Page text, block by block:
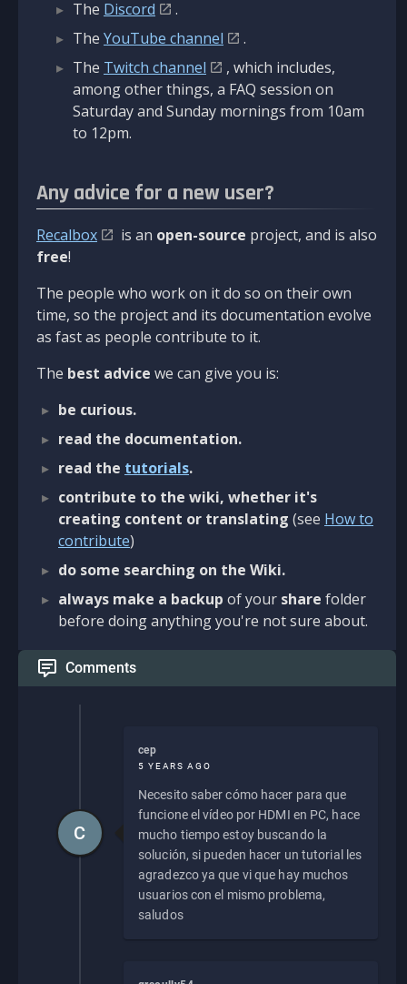
The Discord
.
The YouTube channel
.
The Twitch channel
, which includes,
among other things, a FAQ session on
Saturday and Sunday mornings from 10am
to 12pm.
Any advice for a new user?
Recalbox is an open-source project, and is also
free!
The people who work on it do so on their own
time, so the project and its documentation evolve
as fast as people contribute to it.
The best advice we can give you is:
be curious.
read the documentation.
read the tutorials.
contribute to the wiki, whether it's
creating content or translating (see How to
contribute)
do some searching on the Wiki.
always make a backup of your share folder
before doing anything you're not sure about.
Comments
cep
5 YEARS AGO
Necesito saber cómo hacer para que
funcione el vídeo por HDMI en PC, hace
mucho tiempo estoy buscando la
solución, si pueden hacer un tutorial les
agradezco ya que vi que hay muchos
usuarios con el mismo problema,
saludos
C